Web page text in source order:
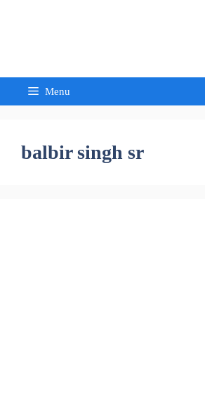
Menu
balbir singh sr